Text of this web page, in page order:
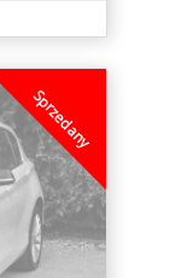
Sprzedany